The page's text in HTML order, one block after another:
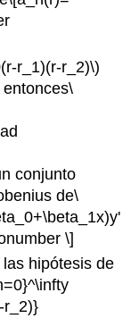
r_1)(r-r_2)\)
\
conjunto
de\
\]
hipótesis de
r_2)}